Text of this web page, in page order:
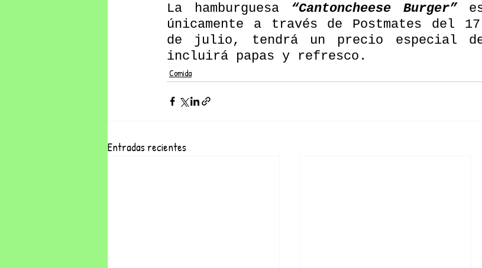
La hamburguesa “Cantoncheese Burger”
únicamente a través de Postmates del
de julio, tendrá un precio especial de
incluirá papas y refresco.
Comida
Entradas recientes